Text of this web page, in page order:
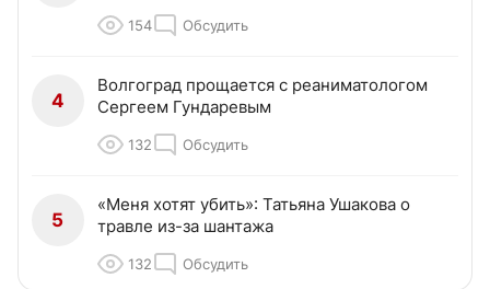
154 Обсудить
4
Волгоград прощается с реаниматологом
Сергеем Гундаревым
132 Обсудить
5
«Меня хотят убить»: Татьяна Ушакова о
травле из-за шантажа
132 Обсудить